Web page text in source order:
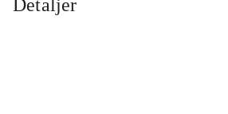
Detaljer